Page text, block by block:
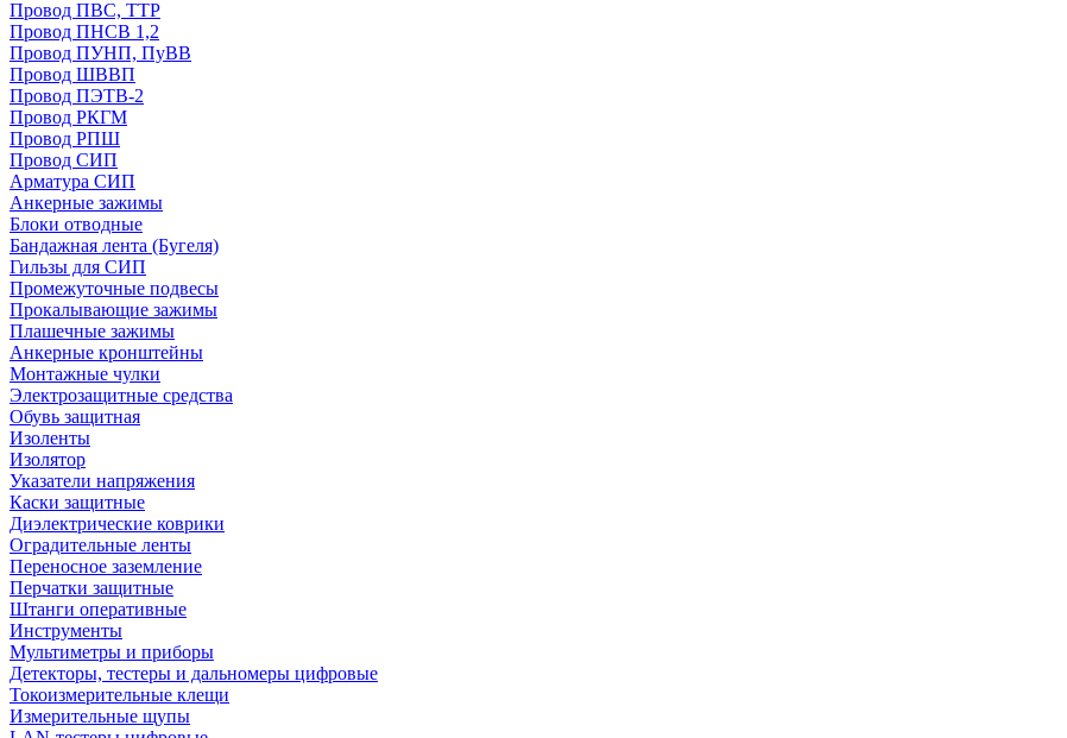
Провод ПВС, ТТР
Провод ПНСВ 1,2
Провод ПУНП, ПуВВ
Провод ШВВП
Провод ПЭТВ-2
Провод РКГМ
Провод РПШ
Провод СИП
Арматура СИП
Анкерные зажимы
Блоки отводные
Бандажная лента (Бугеля)
Гильзы для СИП
Промежуточные подвесы
Прокалывающие зажимы
Плашечные зажимы
Анкерные кронштейны
Монтажные чулки
Электрозащитные средства
Обувь защитная
Изоленты
Изолятор
Указатели напряжения
Каски защитные
Диэлектрические коврики
Оградительные ленты
Переносное заземление
Перчатки защитные
Штанги оперативные
Инструменты
Мультиметры и приборы
Детекторы, тестеры и дальномеры цифровые
Токоизмерительные клещи
Измерительные щупы